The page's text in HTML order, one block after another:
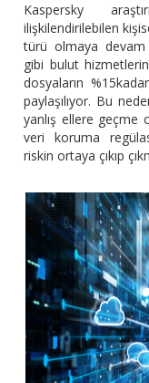
Kaspersky
ilişkilendirilebilen
türü olmaya devam
gibi bulut
dosyaların
paylaşılıyor. Bu
yanlış ellere geçme
veri koruma
riskin ortaya çıkıp